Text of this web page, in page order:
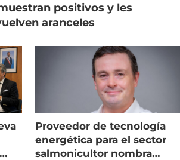
positivos y les
aranceles
Proveedor de tecnología
energética para el sector
salmonicultor nombra